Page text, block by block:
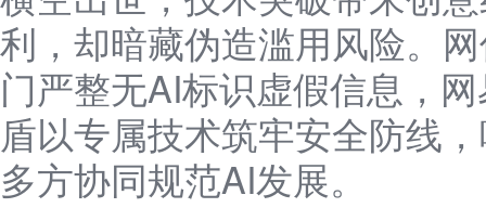
利，却暗藏伪造滥用风险。
门严整无AI标识虚假信息，
盾以专属技术筑牢安全防线
多方协同规范AI发展。